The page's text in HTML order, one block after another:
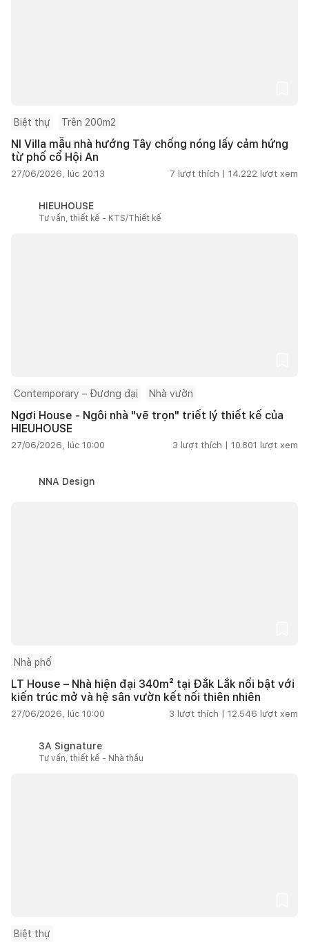
Biệt thự Trên 200m2
NI Villa mẫu nhà hướng Tây chống nóng lấy cảm hứng
từ phố cổ Hội An
27/06/2026, lúc 20:13 7 lượt thích | 14.222 lượt xem
HIEUHOUSE
Tư vấn, thiết kế - KTS/Thiết kế
Contemporary – Đương đại Nhà vườn
Ngơi House - Ngôi nhà "vẽ trọn" triết lý thiết kế của
HIEUHOUSE
27/06/2026, lúc 10:00 3 lượt thích | 10.801 lượt xem
NNA Design
Nhà phố
LT House – Nhà hiện đại 340m² tại Đắk Lắk nổi bật với
kiến trúc mở và hệ sân vườn kết nối thiên nhiên
27/06/2026, lúc 10:00 3 lượt thích | 12.546 lượt xem
3A Signature
Tư vấn, thiết kế - Nhà thầu
Biệt thự